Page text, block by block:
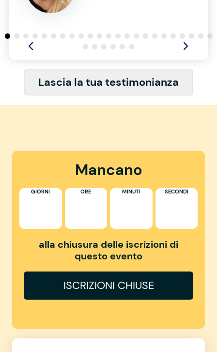
Lascia la tua testimonianza
Mancano
GIORNI ORE MINUTI SECONDI
alla chiusura delle iscrizioni di
questo evento
ISCRIZIONI CHIUSE